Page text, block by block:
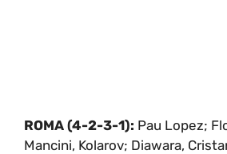
ROMA (4-2-3-1): Pau Lopez;
Mancini, Kolarov; Diawara,